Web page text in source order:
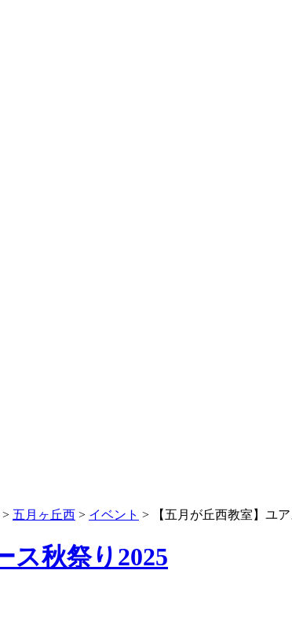
> 五月ヶ丘西 > イベント > 【五月が丘西教室】ユ
ス秋祭り2025